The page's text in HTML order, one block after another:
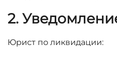
2.
Юрист по ликвидации: